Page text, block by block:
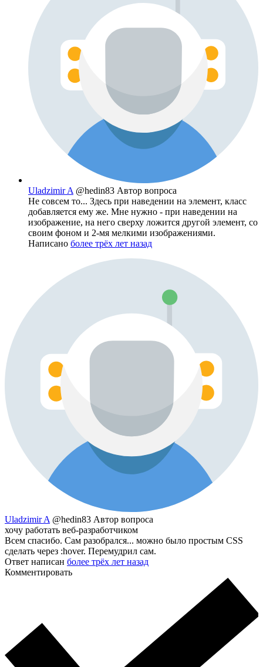
Uladzimir A @hedin83 Автор вопроса
Не совсем то... Здесь при наведении на элемент, класс
добавляется ему же. Мне нужно - при наведении на
изображение, на него сверху ложится другой элемент, со
своим фоном и 2-мя мелкими изображениями.
Написано более трёх лет назад
Uladzimir A @hedin83 Автор вопроса
хочу работать веб-разработчиком
Всем спасибо. Сам разобрался... можно было простым CSS
сделать через :hover. Перемудрил сам.
Ответ написан более трёх лет назад
Комментировать